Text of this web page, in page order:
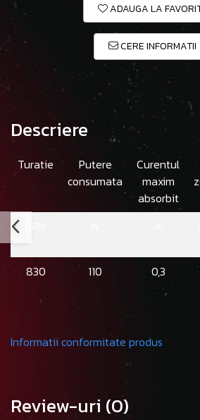
ADAUGA LA
CERE INFORMATII
Descriere
Turatie
Putere
consumata
Curentul
maxim
absorbit
830 110 0,3
Informatii conformitate produs
Review-uri (0)